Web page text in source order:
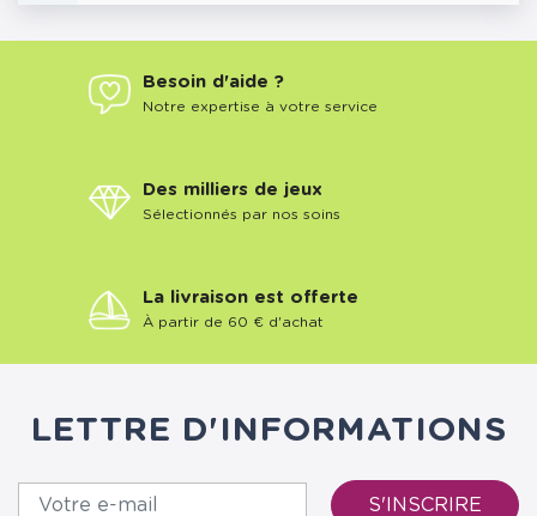
Besoin d'aide ?
Notre expertise à votre service
Des milliers de jeux
Sélectionnés par nos soins
La livraison est offerte
À partir de 60 € d'achat
LETTRE D'INFORMATIONS